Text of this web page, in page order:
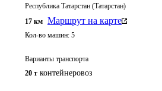
Республика Татарстан (Татарстан)
17 км Маршрут на карте
Кол-во машин: 5
Варианты транспорта
20 т контейнеровоз